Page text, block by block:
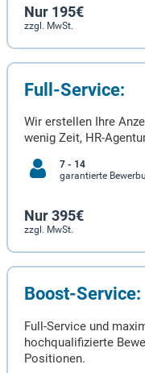
Nur 195€
zzgl. MwSt.
Full-Service:
Wir erstellen Ihre
wenig Zeit, HR-
7 - 14
garantierte
Nur 395€
zzgl. MwSt.
Boost-Service:
Full-Service und
hochqualifizierte
Positionen.